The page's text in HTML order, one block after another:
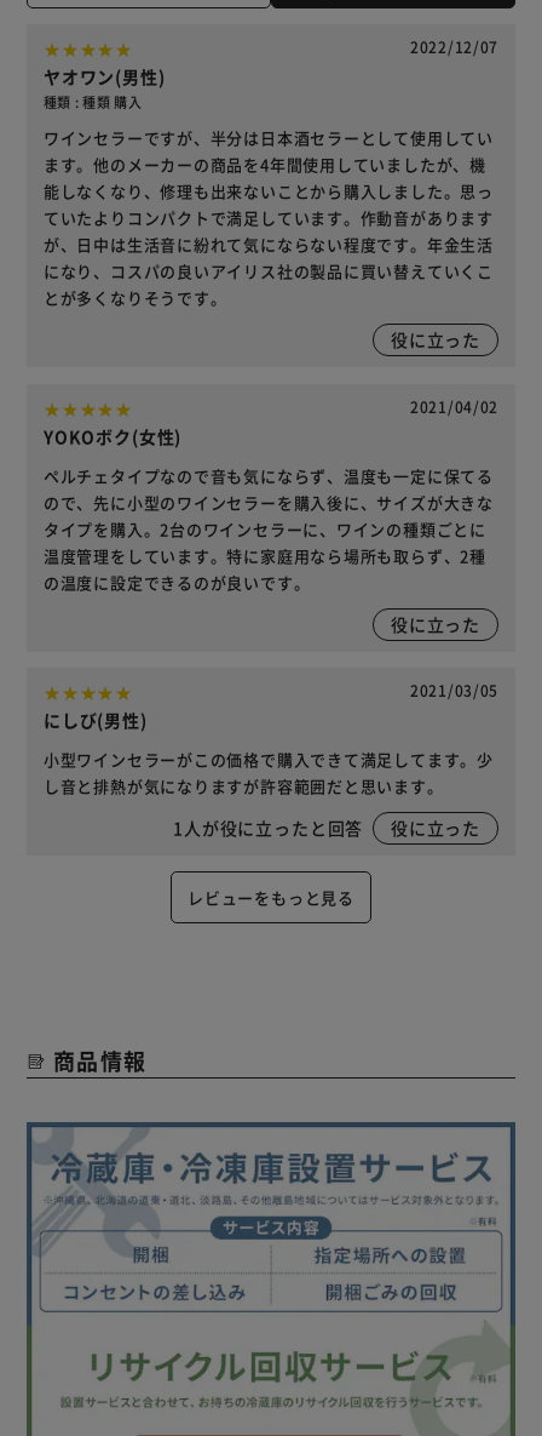
2022/12/07
ヤオワン(男性)
種類 : 種類 購入
ワインセラーですが、半分は日本酒セラーとして使用してい
ます。他のメーカーの商品を4年間使用していましたが、機
能しなくなり、修理も出来ないことから購入しました。思っ
ていたよりコンパクトで満足しています。作動音があります
が、日中は生活音に紛れて気にならない程度です。年金生活
になり、コスパの良いアイリス社の製品に買い替えていくこ
とが多くなりそうです。
役に立った
2021/04/02
YOKOボク(女性)
ペルチェタイプなので音も気にならず、温度も一定に保てる
ので、先に小型のワインセラーを購入後に、サイズが大きな
タイプを購入。2台のワインセラーに、ワインの種類ごとに
温度管理をしています。特に家庭用なら場所も取らず、2種
の温度に設定できるのが良いです。
役に立った
2021/03/05
にしび(男性)
小型ワインセラーがこの価格で購入できて満足してます。少
し音と排熱が気になりますが許容範囲だと思います。
1 人が役に立ったと回答 役に立った
レビューをもっと見る
商品情報